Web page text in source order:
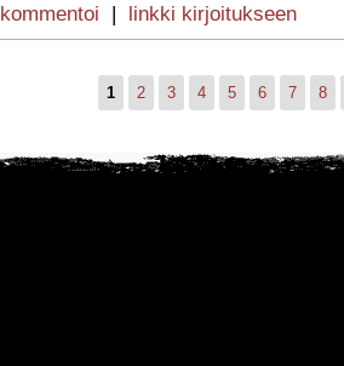
kommentoi | linkki kirjoitukseen
1 2 3 4 5 6 7 8